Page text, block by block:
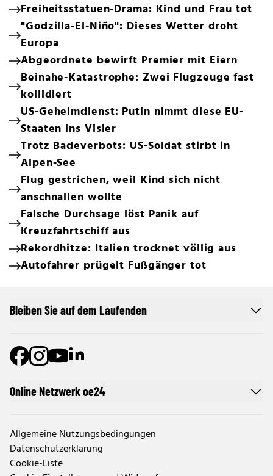
Freiheitsstatuen-Drama: Kind und Frau tot
"Godzilla-El-Niño": Dieses Wetter droht
Europa
Abgeordnete bewirft Premier mit Eiern
Beinahe-Katastrophe: Zwei Flugzeuge fast
kollidiert
US-Geheimdienst: Putin nimmt diese EU-
Staaten ins Visier
Trotz Badeverbots: US-Soldat stirbt in
Alpen-See
Flug gestrichen, weil Kind sich nicht
anschnallen wollte
Falsche Durchsage löst Panik auf
Kreuzfahrtschiff aus
Rekordhitze: Italien trocknet völlig aus
Autofahrer prügelt Fußgänger tot
Online Netzwerk oe24
Allgemeine Nutzungsbedingungen
Datenschutzerklärung
Cookie-Liste
Bleiben Sie auf dem Laufenden